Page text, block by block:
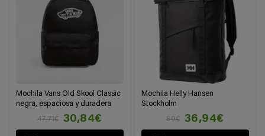
Mochila Vans Old Skool Classic
negra, espaciosa y duradera
47,71€
30,84€
Mochila Helly Hansen
Stockholm
80€
36,94€